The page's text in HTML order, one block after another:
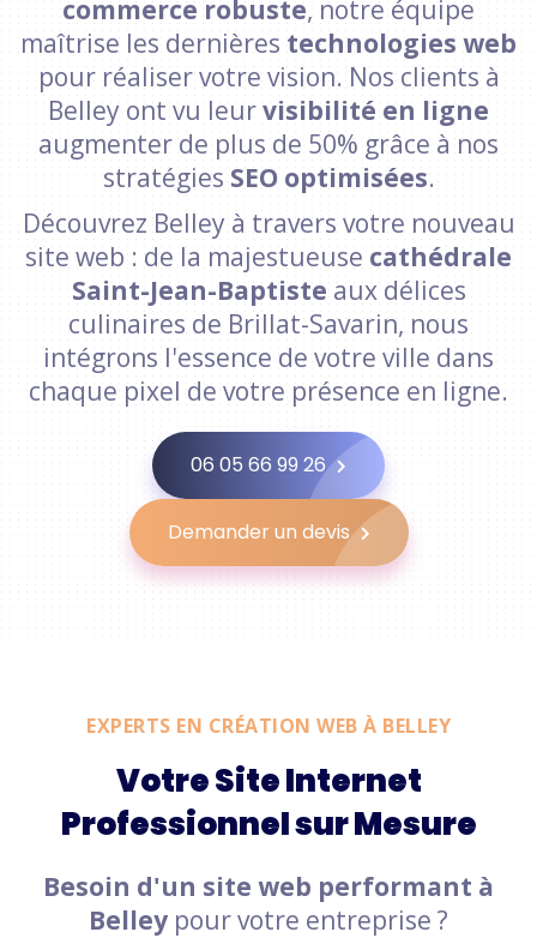
commerce robuste, notre équipe
maîtrise les dernières technologies web
pour réaliser votre vision. Nos clients à
Belley ont vu leurvisibilité en ligne
augmenter de plus de 50% grâce à nos
stratégies SEO optimisées.
Découvrez Belley à travers votre nouveau
site web : de la majestueuse cathédrale
Saint-Jean-Baptiste aux délices
culinaires de Brillat-Savarin, nous
intégrons l'essence de votre ville dans
chaque pixel de votre présence en ligne.
06 05 66 99 26
Demander un devis
EXPERTS EN CRÉATION WEB À BELLEY
Votre Site Internet
Professionnel sur Mesure
Besoin d'un site web performant à
Belley pour votre entreprise ?